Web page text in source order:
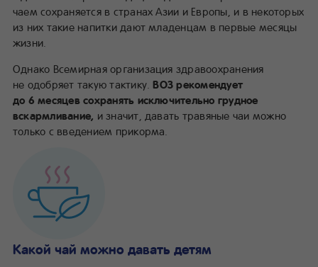
чаем сохраняется в странах Азии и Европы, и в некоторых
из них такие напитки дают младенцам в первые месяцы
жизни.
Однако Всемирная организация здравоохранения
не одобряет такую тактику.ВОЗ рекомендует
до 6 месяцев сохранять исключительно грудное
вскармливание, и значит, давать травяные чаи можно
только с введением прикорма.
Какой чай можно давать детям